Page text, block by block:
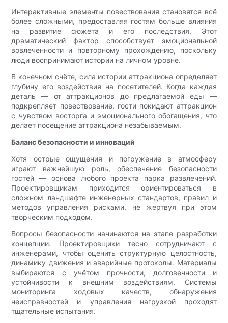
Интерактивные элементы повествования становятся всё
более сложными, предоставляя гостям больше влияния
на развитие сюжета и его последствия. Этот
драматический фактор способствует эмоциональной
вовлеченности и повторному прохождению, поскольку
люди воспринимают истории на личном уровне.
В конечном счёте, сила истории аттракциона определяет
глубину его воздействия на посетителей. Когда каждая
деталь — от аттракционов до предлагаемой еды —
подкрепляет повествование, гости покидают аттракцион
с чувством восторга и эмоционального обогащения, что
делает посещение аттракциона незабываемым.
Баланс безопасности и инноваций
Хотя острые ощущения и погружение в атмосферу
играют важнейшую роль, обеспечение безопасности
гостей — основа любого проекта парка развлечений.
Проектировщикам приходится ориентироваться в
сложном ландшафте инженерных стандартов, правил и
методов управления рисками, не жертвуя при этом
творческим подходом.
Вопросы безопасности начинаются на этапе разработки
концепции. Проектировщики тесно сотрудничают с
инженерами, чтобы оценить структурную целостность,
динамику движения и аварийные протоколы. Материалы
выбираются с учётом прочности, долговечности и
устойчивости к внешним воздействиям. Системы
мониторинга ходовых качеств, обнаружения
неисправностей и управления нагрузкой проходят
тщательные испытания.